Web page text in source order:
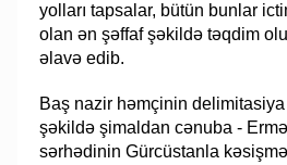
yolları tapsalar, bütün bunlar
olan ən şəffaf şəkildə təqdim
əlavə edib.
Baş nazir həmçinin
şəkildə şimaldan cənuba -
sərhədinin Gürcüstanla